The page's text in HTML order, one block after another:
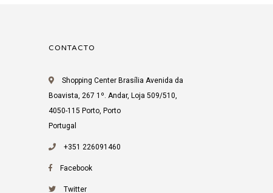
CONTACTO
Shopping Center Brasília Avenida da
Boavista, 267 1º. Andar, Loja 509/510,
4050-115 Porto, Porto
Portugal
+351 226091460
Facebook
Twitter